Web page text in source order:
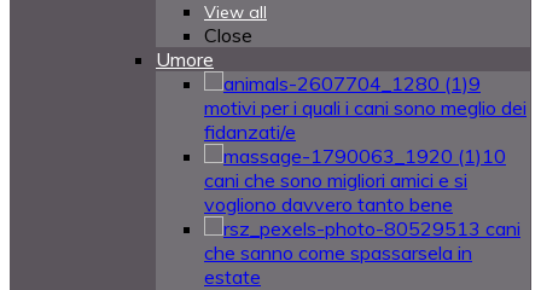
View all
Close
Umore
9
motivi per i quali i cani sono meglio dei
fidanzati/e
10
cani che sono migliori amici e si
vogliono davvero tanto bene
13 cani
che sanno come spassarsela in
estate